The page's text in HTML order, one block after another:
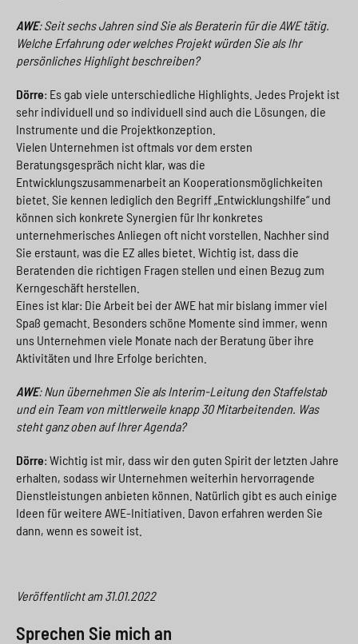
AWE: Seit sechs Jahren sind Sie als Beraterin für die AWE tätig.
Welche Erfahrung oder welches Projekt würden Sie als Ihr
persönliches Highlight beschreiben?
Dörre: Es gab viele unterschiedliche Highlights. Jedes Projekt ist
sehr individuell und so individuell sind auch die Lösungen, die
Instrumente und die Projektkonzeption.
Vielen Unternehmen ist oftmals vor dem ersten
Beratungsgespräch nicht klar, was die
Entwicklungszusammenarbeit an Kooperationsmöglichkeiten
bietet. Sie kennen lediglich den Begriff „Entwicklungshilfe“ und
können sich konkrete Synergien für Ihr konkretes
unternehmerisches Anliegen oft nicht vorstellen. Nachher sind
Sie erstaunt, was die EZ alles bietet. Wichtig ist, dass die
Beratenden die richtigen Fragen stellen und einen Bezug zum
Kerngeschäft herstellen.
Eines ist klar: Die Arbeit bei der AWE hat mir bislang immer viel
Spaß gemacht. Besonders schöne Momente sind immer, wenn
uns Unternehmen viele Monate nach der Beratung über ihre
Aktivitäten und Ihre Erfolge berichten.
AWE: Nun übernehmen Sie als Interim-Leitung den Staffelstab
und ein Team von mittlerweile knapp 30 Mitarbeitenden. Was
steht ganz oben auf Ihrer Agenda?
Dörre: Wichtig ist mir, dass wir den guten Spirit der letzten Jahre
erhalten, sodass wir Unternehmen weiterhin hervorragende
Dienstleistungen anbieten können. Natürlich gibt es auch einige
Ideen für weitere AWE-Initiativen. Davon erfahren werden Sie
dann, wenn es soweit ist.
Veröffentlicht am31.01.2022
Sprechen Sie mich an